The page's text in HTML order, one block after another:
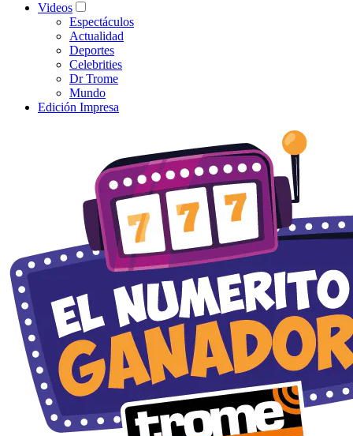
Videos
Espectáculos
Actualidad
Deportes
Celebrities
Dr Trome
Mundo
Edición Impresa